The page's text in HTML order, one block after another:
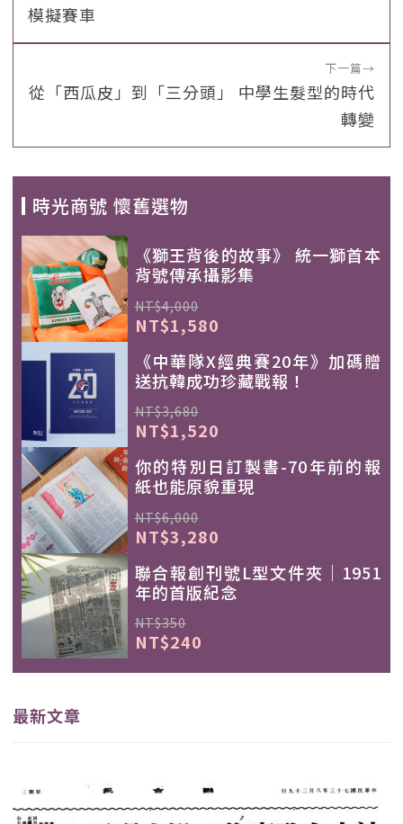
模擬賽車
下一篇→
從「西瓜皮」到「三分頭」 中學生髮型的時代
轉變
時光商號 懷舊選物
《獅王背後的故事》 統一獅首本
背號傳承攝影集
NT$4,000
NT$1,580
《中華隊X經典賽20年》加碼贈
送抗韓成功珍藏戰報！
NT$3,680
NT$1,520
你的特別日訂製書-70年前的報
紙也能原貌重現
NT$6,000
NT$3,280
聯合報創刊號L型文件夾｜1951
年的首版紀念
NT$350
NT$240
最新文章